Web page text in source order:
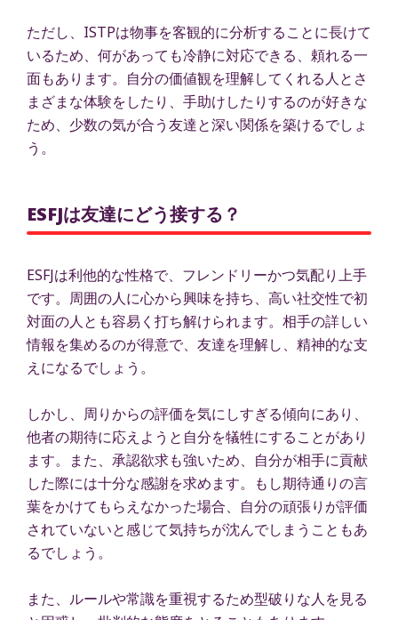
ただし、ISTPは物事を客観的に分析することに長けて
いるため、何があっても冷静に対応できる、頼れる一
面もあります。自分の価値観を理解してくれる人とさ
まざまな体験をしたり、手助けしたりするのが好きな
ため、少数の気が合う友達と深い関係を築けるでしょ
う。
ESFJは友達にどう接する？
ESFJは利他的な性格で、フレンドリーかつ気配り上手
です。周囲の人に心から興味を持ち、高い社交性で初
対面の人とも容易く打ち解けられます。相手の詳しい
情報を集めるのが得意で、友達を理解し、精神的な支
えになるでしょう。
しかし、周りからの評価を気にしすぎる傾向にあり、
他者の期待に応えようと自分を犠牲にすることがあり
ます。また、承認欲求も強いため、自分が相手に貢献
した際には十分な感謝を求めます。もし期待通りの言
葉をかけてもらえなかった場合、自分の頑張りが評価
されていないと感じて気持ちが沈んでしまうこともあ
るでしょう。
また、ルールや常識を重視するため型破りな人を見る